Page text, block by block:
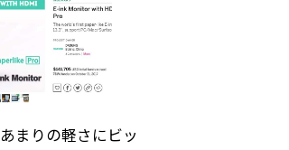
まりの軽さにビッ